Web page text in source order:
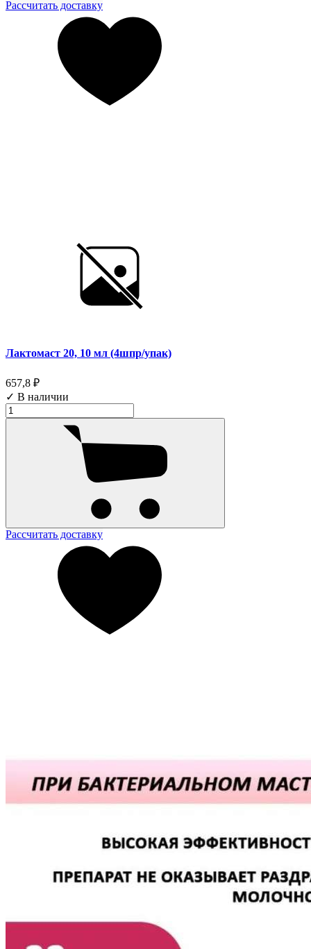
Рассчитать доставку
Лактомаст 20, 10 мл (4шпр/упак)
657,8 ₽
✓ В наличии
Рассчитать доставку